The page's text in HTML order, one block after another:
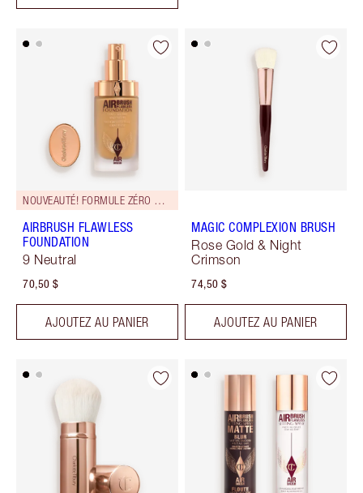
NOUVEAUTÉ! FORMULE ZÉRO DÉFAUT
AIRBRUSH FLAWLESS
FOUNDATION
9 Neutral
70,50 $
AJOUTEZ AU PANIER
MAGIC COMPLEXION BRUSH
Rose Gold & Night
Crimson
74,50 $
AJOUTEZ AU PANIER